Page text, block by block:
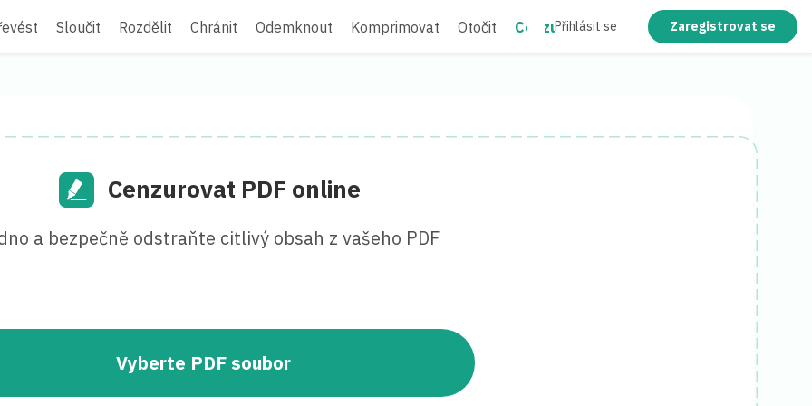
Sloučit Rozdělit Chránit Odemknout Komprimovat Otočit Cenzurovat Zploštit
Přihlásit se Zaregistrovat se
Cenzurovat PDF online
a bezpečně odstraňte citlivý obsah z vašeho PDF
Vyberte PDF soubor